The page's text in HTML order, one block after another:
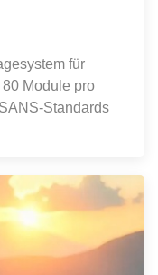
für
Module pro
Standards